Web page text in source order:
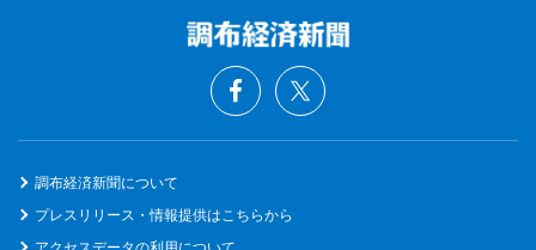
調布経済新聞について
プレスリリース・情報提供はこちらから